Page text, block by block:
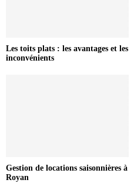
Les toits plats : les avantages et les
inconvénients
Gestion de locations saisonnières à
Royan